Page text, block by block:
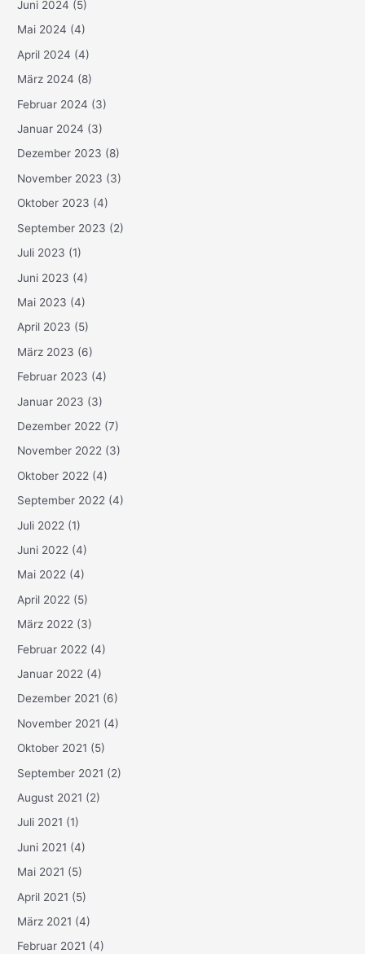
Juni 2024 (5)
Mai 2024 (4)
April 2024 (4)
März 2024 (8)
Februar 2024 (3)
Januar 2024 (3)
Dezember 2023 (8)
November 2023 (3)
Oktober 2023 (4)
September 2023 (2)
Juli 2023 (1)
Juni 2023 (4)
Mai 2023 (4)
April 2023 (5)
März 2023 (6)
Februar 2023 (4)
Januar 2023 (3)
Dezember 2022 (7)
November 2022 (3)
Oktober 2022 (4)
September 2022 (4)
Juli 2022 (1)
Juni 2022 (4)
Mai 2022 (4)
April 2022 (5)
März 2022 (3)
Februar 2022 (4)
Januar 2022 (4)
Dezember 2021 (6)
November 2021 (4)
Oktober 2021 (5)
September 2021 (2)
August 2021 (2)
Juli 2021 (1)
Juni 2021 (4)
Mai 2021 (5)
April 2021 (5)
März 2021 (4)
Februar 2021 (4)